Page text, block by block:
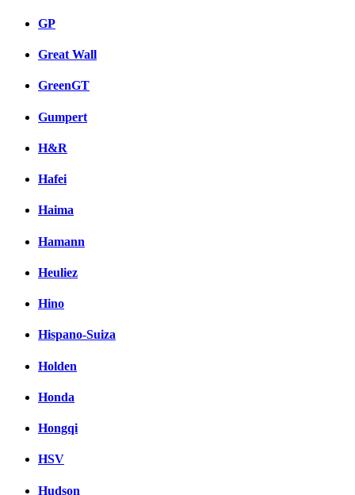
GP
Great Wall
GreenGT
Gumpert
H&R
Hafei
Haima
Hamann
Heuliez
Hino
Hispano-Suiza
Holden
Honda
Hongqi
HSV
Hudson